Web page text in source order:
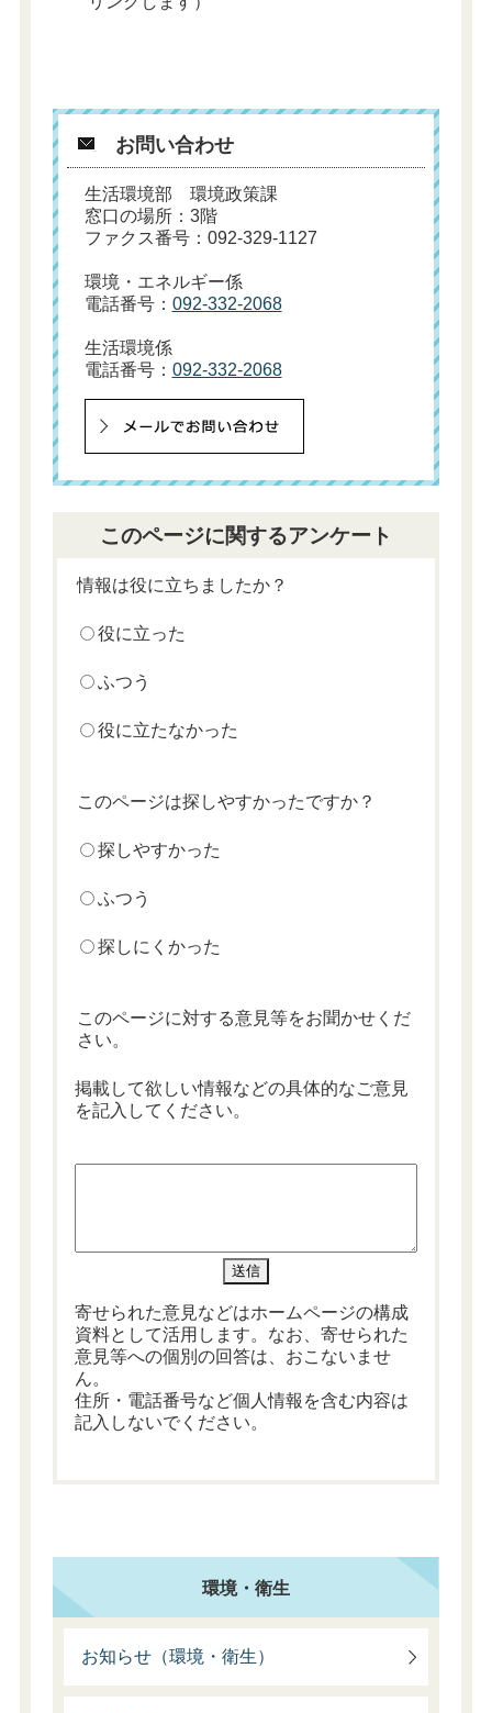
お問い合わせ
生活環境部 環境政策課
窓口の場所：3階
ファクス番号：092-329-1127
環境・エネルギー係
電話番号： 092-332-2068
生活環境係
電話番号： 092-332-2068
このページに関するアンケート
情報は役に立ちましたか？
役に立った
ふつう
役に立たなかった
このページは探しやすかったですか？
探しやすかった
ふつう
探しにくかった
このページに対する意見等をお聞かせくだ
さい。
掲載して欲しい情報などの具体的なご意見
を記入してください。
寄せられた意見などはホームページの構成
資料として活用します。なお、寄せられた
意見等への個別の回答は、おこないませ
ん。
住所・電話番号など個人情報を含む内容は
記入しないでください。
環境・衛生
お知らせ（環境・衛生）